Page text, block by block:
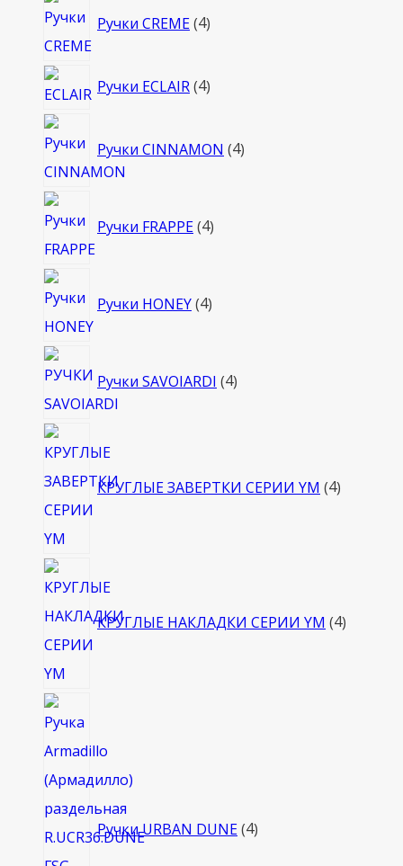
Ручки CREME 4товара
Ручки ECLAIR 44
Ручки CINNAMON 4товара
Ручки FRAPPE 4товара
Ручки HONEY 4товара
Ручки SAVOIARDI 4товара
КРУГЛЫЕ ЗАВЕРТКИ СЕРИИ YM 4
КРУГЛЫЕ НАКЛАДКИ СЕРИИ YM 4
Ручки URBAN DUNE 4